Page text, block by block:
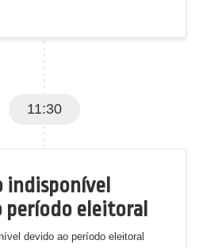
11:30
indisponível
período eleitoral
devido ao período eleitoral